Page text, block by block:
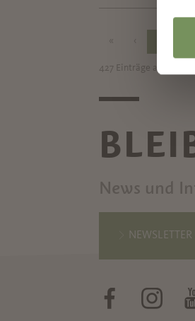
427 Einträge auf 54
News und